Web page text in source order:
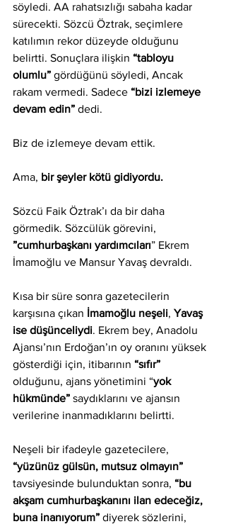
söyledi. AA rahatsızlığı sabaha kadar
sürecekti. Sözcü Öztrak, seçimlere
katılımın rekor düzeyde olduğunu
belirtti. Sonuçlara ilişkin “tabloyu
olumlu” gördüğünü söyledi, Ancak
rakam vermedi. Sadece “bizi izlemeye
devam edin” dedi.
Biz de izlemeye devam ettik.
Ama, bir şeyler kötü gidiyordu.
Sözcü Faik Öztrak’ı da bir daha
görmedik. Sözcülük görevini,
”cumhurbaşkanı yardımcıları” Ekrem
İmamoğlu ve Mansur Yavaş devraldı.
Kısa bir süre sonra gazetecilerin
karşısına çıkan İmamoğlu neşeli, Yavaş
ise düşünceliydi. Ekrem bey, Anadolu
Ajansı’nın Erdoğan’ın oy oranını yüksek
gösterdiği için, itibarının “sıfır”
olduğunu, ajans yönetimini “yok
hükmünde” saydıklarını ve ajansın
verilerine inanmadıklarını belirtti.
Neşeli bir ifadeyle gazetecilere,
“yüzünüz gülsün, mutsuz olmayın”
tavsiyesinde bulunduktan sonra, “bu
akşam cumhurbaşkanını ilan edeceğiz,
buna inanıyorum” diyerek sözlerini,